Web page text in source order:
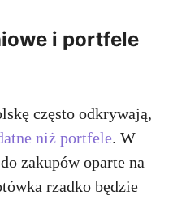
i portfele
często odkrywają,
niż portfele. W
zakupów oparte na
rzadko będzie